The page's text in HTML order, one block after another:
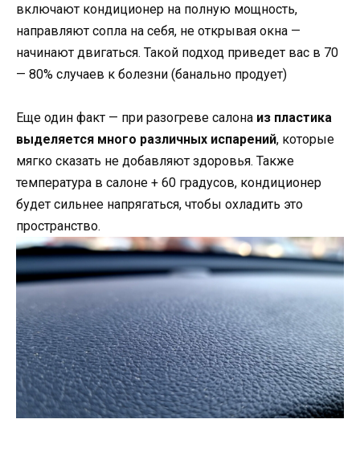
включают кондиционер на полную мощность,
направляют сопла на себя, не открывая окна —
начинают двигаться. Такой подход приведет вас в 70
— 80% случаев к болезни (банально продует)
Еще один факт — при разогреве салона из пластика
выделяется много различных испарений, которые
мягко сказать не добавляют здоровья. Также
температура в салоне + 60 градусов, кондиционер
будет сильнее напрягаться, чтобы охладить это
пространство.